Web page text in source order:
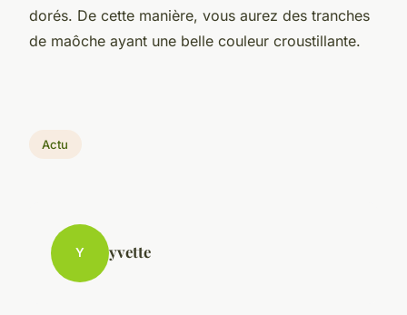
dorés. De cette manière, vous aurez des tranches
de maôche ayant une belle couleur croustillante.
Actu
Y yvette